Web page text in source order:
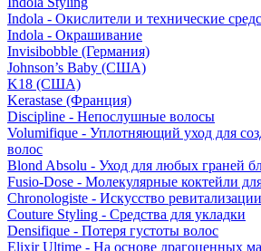
Indola - Окислители и технические
Indola - Окрашивание
Invisibobble (Германия)
Johnson’s Baby (США)
K18 (США)
Kerastase (Франция)
Discipline - Непослушные волосы
Volumifique - Уплотняющий уход для
волос
Blond Absolu - Уход для любых граней
Fusio-Dose - Молекулярные коктейли
Chronologiste - Искусство
Couture Styling - Средства для укладки
Densifique - Потеря густоты волос
Elixir Ultime - На основе драгоценных